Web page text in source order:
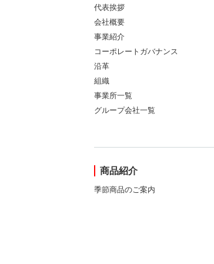
代表挨拶
会社概要
事業紹介
コーポレートガバナンス
沿革
組織
事業所一覧
グループ会社一覧
商品紹介
季節商品のご案内